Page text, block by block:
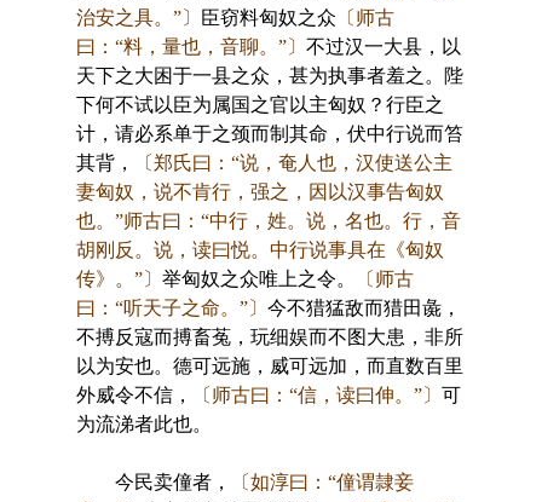
治安之具。”〕
臣窃料匈奴之众 〔师古
曰：“料，量也，音聊。”〕 不过汉一大县，以
天下之大困于一县之众，甚为执事者羞之。陛
下何不试以臣为属国之官以主匈奴？行臣之
计，请必系单于之颈而制其命，伏中行说而笞
其背，
〔郑氏曰：“说，奄人也，汉使送公主
妻匈奴，说不肯行，强之，因以汉事告匈奴
也。”师古曰：“中行，姓。说，名也。行，音
胡刚反。说，读曰悦。中行说事具在《匈奴
传》。”〕 举匈奴之众唯上之令。
〔师古
曰：“听天子之命。”〕 今不猎猛敌而猎田彘，
不搏反寇而搏畜菟，玩细娱而不图大患，非所
以为安也。德可远施，威可远加，而直数百里
外威令不信，
〔师古曰：“信，读曰伸。”〕 可
为流涕者此也。
今民卖僮者，
〔如淳曰：“僮谓隷妾